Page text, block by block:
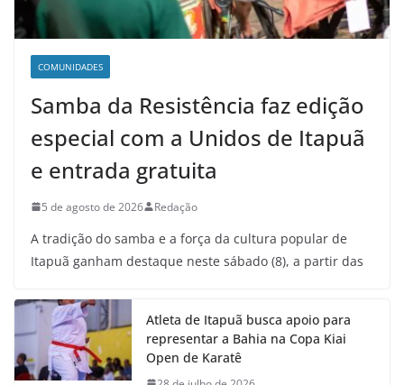
COMUNIDADES
Samba da Resistência faz edição
especial com a Unidos de Itapuã
e entrada gratuita
5 de agosto de 2026 Redação
A tradição do samba e a força da cultura popular de
Itapuã ganham destaque neste sábado (8), a partir das
Atleta de Itapuã busca apoio para
representar a Bahia na Copa Kiai
Open de Karatê